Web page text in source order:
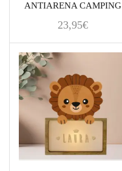
ANTIARENA CAMPING
23,95€